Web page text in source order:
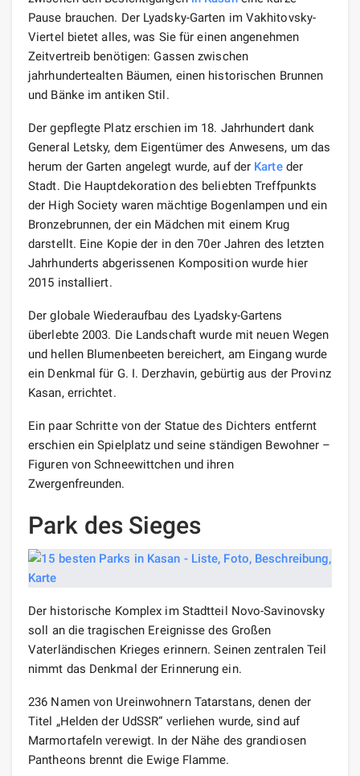
Pause brauchen. Der Lyadsky-Garten im Vakhitovsky-
Viertel bietet alles, was Sie für einen angenehmen
Zeitvertreib benötigen: Gassen zwischen
jahrhundertealten Bäumen, einen historischen Brunnen
und Bänke im antiken Stil.
Der gepflegte Platz erschien im 18. Jahrhundert dank
General Letsky, dem Eigentümer des Anwesens, um das
herum der Garten angelegt wurde, auf der Karteder
Stadt. Die Hauptdekoration des beliebten Treffpunkts
der High Society waren mächtige Bogenlampen und ein
Bronzebrunnen, der ein Mädchen mit einem Krug
darstellt. Eine Kopie der in den 70er Jahren des letzten
Jahrhunderts abgerissenen Komposition wurde hier
2015 installiert.
Der globale Wiederaufbau des Lyadsky-Gartens
überlebte 2003. Die Landschaft wurde mit neuen Wegen
und hellen Blumenbeeten bereichert, am Eingang wurde
ein Denkmal für G. I. Derzhavin, gebürtig aus der Provinz
Kasan, errichtet.
Ein paar Schritte von der Statue des Dichters entfernt
erschien ein Spielplatz und seine ständigen Bewohner –
Figuren von Schneewittchen und ihren
Zwergenfreunden.
Park des Sieges
Der historische Komplex im Stadtteil Novo-Savinovsky
soll an die tragischen Ereignisse des Großen
Vaterländischen Krieges erinnern. Seinen zentralen Teil
nimmt das Denkmal der Erinnerung ein.
236 Namen von Ureinwohnern Tatarstans, denen der
Titel „Helden der UdSSR“ verliehen wurde, sind auf
Marmortafeln verewigt. In der Nähe des grandiosen
Pantheons brennt die Ewige Flamme.